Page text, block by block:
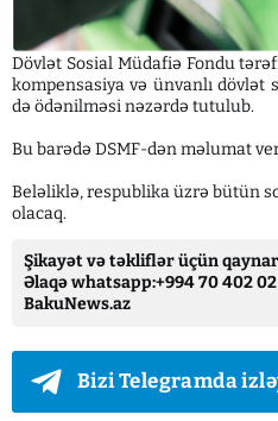
Dövlət Sosial Müdafiə Fondu
kompensasiya və ünvanlı dövlət
də ödənilməsi nəzərdə tutulub.
Bu barədə DSMF-dən məlumat
Beləliklə, respublika üzrə bütün
olacaq.
Şikayət və təkliflər üçün
Əlaqə whatsapp:+994 70 402
BakuNews.az
Bizi Telegramda